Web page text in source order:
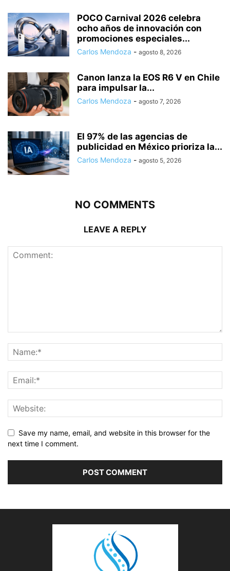
POCO Carnival 2026 celebra
ocho años de innovación con
promociones especiales...
Carlos Mendoza - agosto 8, 2026
Canon lanza la EOS R6 V en Chile
para impulsar la...
Carlos Mendoza - agosto 7, 2026
El 97% de las agencias de
publicidad en México prioriza la...
Carlos Mendoza - agosto 5, 2026
NO COMMENTS
LEAVE A REPLY
Save my name, email, and website in this browser for the
next time I comment.